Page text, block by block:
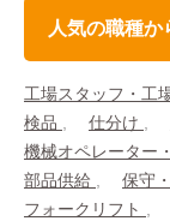
人気の職種か
工場スタッフ・工
検品
仕分け
機械オペレーター
部品供給
保守
フォークリフト